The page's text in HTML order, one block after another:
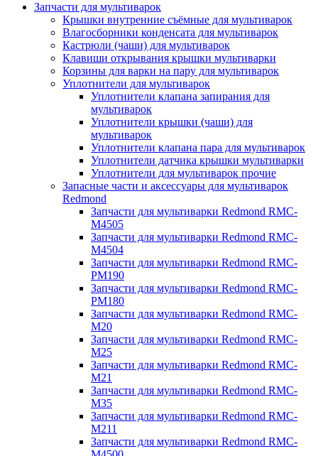
Запчасти для мультиварок
Крышки внутренние съёмные для мультиварок
Влагосборники конденсата для мультиварок
Кастрюли (чаши) для мультиварок
Клавиши открывания крышки мультиварки
Корзины для варки на пару для мультиварок
Уплотнители для мультиварок
Уплотнители клапана запирания для
мультиварок
Уплотнители крышки (чаши) для
мультиварок
Уплотнители клапана пара для мультиварок
Уплотнители датчика крышки мультиварки
Уплотнители для мультиварок прочие
Запасные части и аксессуары для мультиварок
Redmond
Запчасти для мультиварки Redmond RMC-
M4505
Запчасти для мультиварки Redmond RMC-
M4504
Запчасти для мультиварки Redmond RMC-
PM190
Запчасти для мультиварки Redmond RMC-
PM180
Запчасти для мультиварки Redmond RMC-
M20
Запчасти для мультиварки Redmond RMC-
M25
Запчасти для мультиварки Redmond RMC-
M21
Запчасти для мультиварки Redmond RMC-
M35
Запчасти для мультиварки Redmond RMC-
M211
Запчасти для мультиварки Redmond RMC-